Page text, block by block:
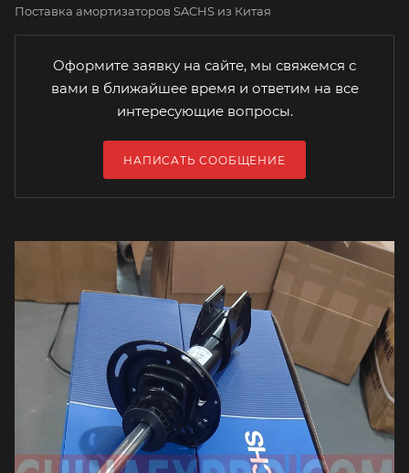
Поставка амортизаторов SACHS из Китая
Оформите заявку на сайте, мы свяжемся с
вами в ближайшее время и ответим на все
интересующие вопросы.
НАПИСАТЬ СООБЩЕНИЕ